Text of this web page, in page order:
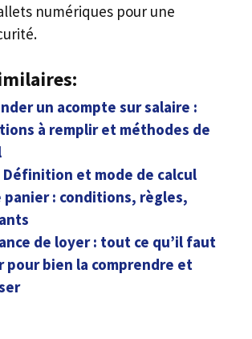
numériques pour une
un acompte sur salaire :
à remplir et méthodes de
Définition et mode de calcul
panier : conditions, règles,
de loyer : tout ce qu’il faut
pour bien la comprendre et